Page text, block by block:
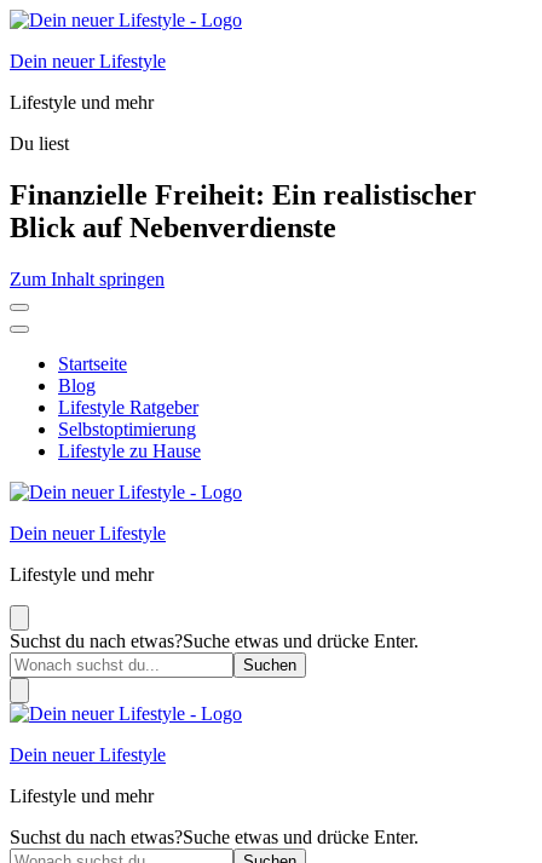
Dein neuer Lifestyle
Lifestyle und mehr
Du liest
Finanzielle Freiheit: Ein realistischer
Blick auf Nebenverdienste
Zum Inhalt springen
Startseite
Blog
Lifestyle Ratgeber
Selbstoptimierung
Lifestyle zu Hause
Dein neuer Lifestyle
Lifestyle und mehr
Suchst du nach etwas?Suche etwas und drücke Enter.
Dein neuer Lifestyle
Lifestyle und mehr
Suchst du nach etwas?Suche etwas und drücke Enter.